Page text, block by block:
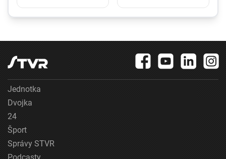
Jednotka
Dvojka
24
Šport
Správy STVR
Podcasty